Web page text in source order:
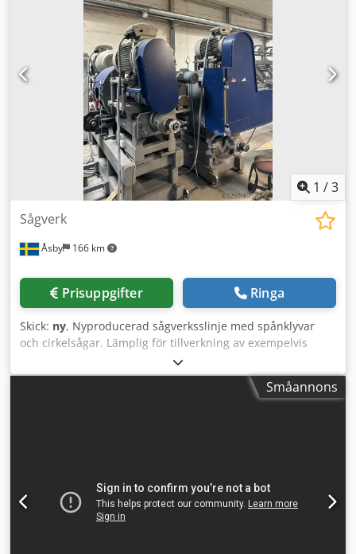
med två cylindrar, 2 st klämmor, absorptionsrulle Bandhjul
för 50 mm breda sågband Barkfräs Laserriktare Bensats
för högre ram ”H” Stockdäck, 2 kedjor, 6 x 1,66
1 /3
Åsby 166 km
Sågverk
Prisuppgifter Ringa
Skick: ny, Nyproducerad sågverksslinje med spånklyvar
och cirkelsågar. Lämplig för tillverkning av exempelvis
sågade trävaror för pallproduktion. Kapacitet per skift: ca
70 till 90 m³ färdigsågat virke. Minsta stockdiameter: 12 cm
Största stockdiameter: 38 cm Dkjdpfxewzklao AqqerSmåannons